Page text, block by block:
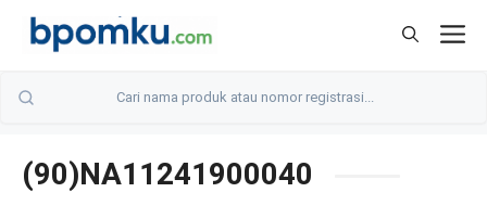
Skip
(90)NA11241900040